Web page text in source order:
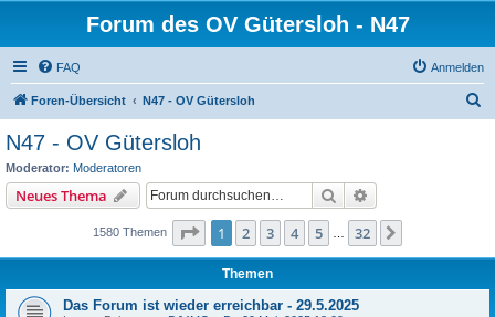
Forum des OV Gütersloh - N47
FAQ Anmelden
Foren-Übersicht N47 - OV Gütersloh
N47 - OV Gütersloh
Moderator: Moderatoren
Neues Thema Suche
1580 Themen Seite 1von 32
1 2 3 4 5 32
Themen
Das Forum ist wieder erreichbar - 29.5.2025